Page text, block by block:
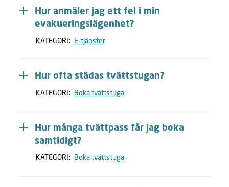
Hur anmäler jag ett fel i min
evakueringslägenhet?
KATEGORI: E-tjänster
Hur ofta städas tvättstugan?
KATEGORI: Boka tvättstuga
Hur många tvättpass får jag boka
samtidigt?
KATEGORI: Boka tvättstuga